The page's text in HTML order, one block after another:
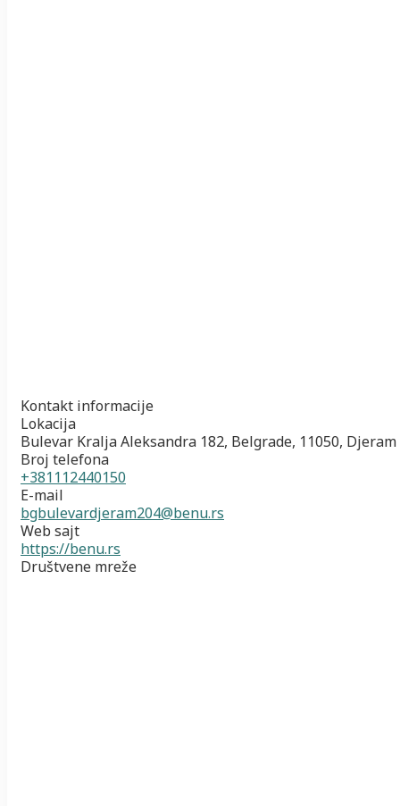
Kontakt informacije
Lokacija
Bulevar Kralja Aleksandra 182, Belgrade, 11050, Djeram
Broj telefona
+381112440150
E-mail
bgbulevardjeram204@benu.rs
Web sajt
https://benu.rs
Društvene mreže